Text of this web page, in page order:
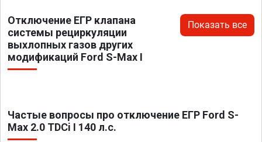
Отключение ЕГР клапана
системы рециркуляции
выхлопных газов других
модификаций Ford S-Max I
Показать все
Частые вопросы про отключение ЕГР Ford S-
Max 2.0 TDCi I 140 л.с.